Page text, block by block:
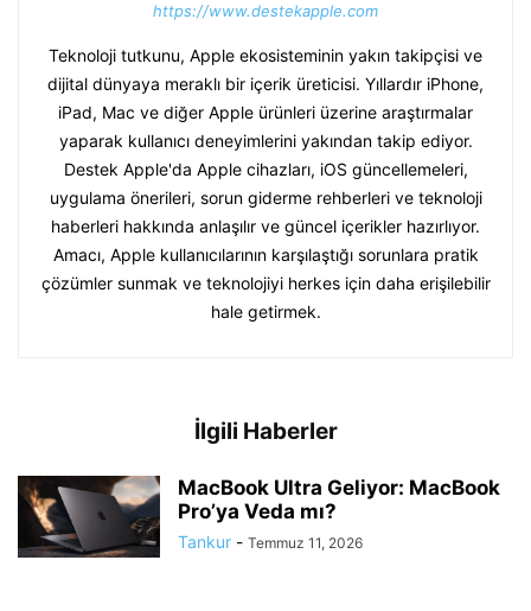
https://www.destekapple.com
Teknoloji tutkunu, Apple ekosisteminin yakın takipçisi ve
dijital dünyaya meraklı bir içerik üreticisi. Yıllardır iPhone,
iPad, Mac ve diğer Apple ürünleri üzerine araştırmalar
yaparak kullanıcı deneyimlerini yakından takip ediyor.
Destek Apple'da Apple cihazları, iOS güncellemeleri,
uygulama önerileri, sorun giderme rehberleri ve teknoloji
haberleri hakkında anlaşılır ve güncel içerikler hazırlıyor.
Amacı, Apple kullanıcılarının karşılaştığı sorunlara pratik
çözümler sunmak ve teknolojiyi herkes için daha erişilebilir
hale getirmek.
İlgili Haberler
MacBook Ultra Geliyor: MacBook
Pro’ya Veda mı?
Tankur - Temmuz 11, 2026